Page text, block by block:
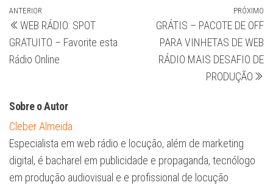
Navegação
de
Post
Post
anterior
ANTERIOR
WEB RÁDIO: SPOT
GRATUITO – Favorite esta
Rádio Online
PRÓXIMO
GRÁTIS – PACOTE DE OFF
PARA VINHETAS DE WEB
RÁDIO MAIS DESAFIO DE
PRODUÇÃO
Sobre o Autor
Cleber Almeida
Especialista em web rádio e locução, além de marketing
digital, é bacharel em publicidade e propaganda, tecnólogo
em produção audiovisual e e profissional de locução